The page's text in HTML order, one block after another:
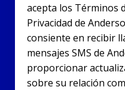
acepta los Términos
Privacidad de
consiente en recibir
mensajes SMS de
proporcionar
sobre su relación